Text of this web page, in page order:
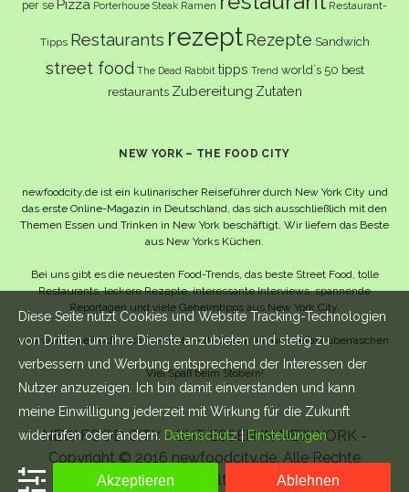
per se Pizza Porterhouse Steak Ramen Restaurant-
Tipps Restaurants rezept Rezepte Sandwich
street food The Dead Rabbit tipps Trend world´s 50 best
restaurants Zubereitung Zutaten
NEW YORK – THE FOOD CITY
newfoodcity.de ist ein kulinarischer Reiseführer durch New York City und
das erste Online-Magazin in Deutschland, das sich ausschließlich mit den
Themen Essen und Trinken in New York beschäftigt. Wir liefern das Beste
aus New Yorks Küchen.
Bei uns gibt es die neuesten Food-Trends, das beste Street Food, tolle
Restaurants, leckere Rezepte, interessante Interviews, spannende
Reportagen und viele Geheimtipps aus New York City.
Und wahrscheinlich noch viel mehr – da lassen wir uns selbst überraschen.
Viel Spaß beim Stöbern!
NEW FOOD CITY - GUT ESSEN IN NEW YORK -
Copyright © 2016 newfoodcity.de. Alle Rechte
vorbehalten.
Diese Seite nutzt Cookies und Website Tracking-Technologien
von Dritten, um ihre Dienste anzubieten und stetig zu
verbessern und Werbung entsprechend der Interessen der
Nutzer anzuzeigen. Ich bin damit einverstanden und kann
meine Einwilligung jederzeit mit Wirkung für die Zukunft
widerrufen oder ändern. Datenschutz| Einstellungen
Akzeptieren Ablehnen